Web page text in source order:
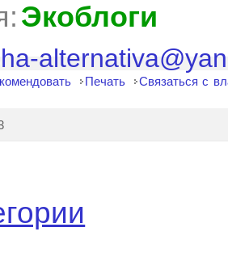
Экоблоги
Печать Связаться с